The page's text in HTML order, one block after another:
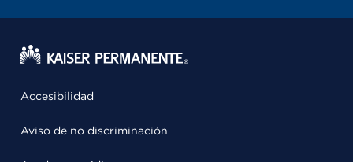
Accesibilidad
Aviso de no discriminación